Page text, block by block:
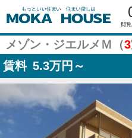
メゾン・ジエルメＭ（3
賃料 5.3万円～